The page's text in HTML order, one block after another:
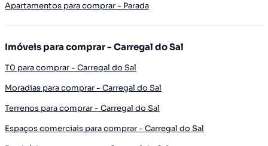
Apartamentos para comprar - Parada
Imóveis para comprar - Carregal do Sal
T0 para comprar - Carregal do Sal
Moradias para comprar - Carregal do Sal
Terrenos para comprar - Carregal do Sal
Espaços comerciais para comprar - Carregal do Sal